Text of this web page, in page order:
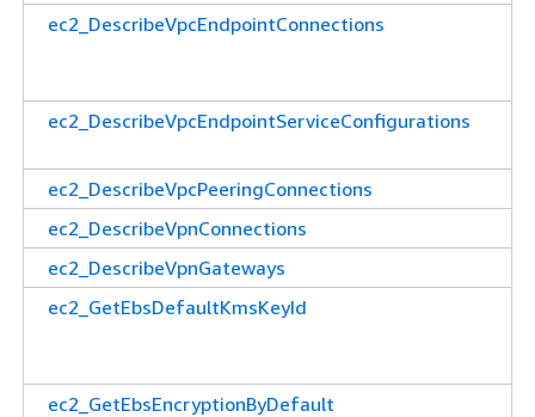
ec2_DescribeVpcEndpointConnections
ec2_DescribeVpcEndpointServiceConfigurations
ec2_DescribeVpcPeeringConnections
ec2_DescribeVpnConnections
ec2_DescribeVpnGateways
ec2_GetEbsDefaultKmsKeyId
ec2_GetEbsEncryptionByDefault